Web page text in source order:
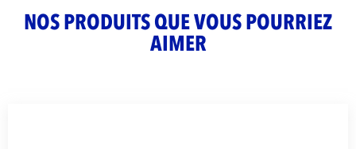
NOS PRODUITS QUE VOUS POURRIEZ
AIMER